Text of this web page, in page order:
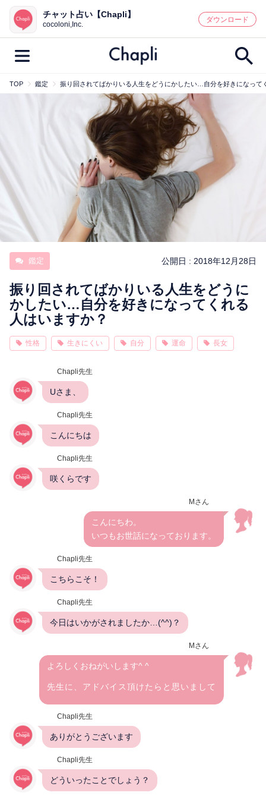
鑑定記事・占い師検索
最新記事一覧
人気記事一覧
占い師 キャンペーン
キーワード別
彼の気持ち 恋の行方 時期
今週の運勢 彼氏 片思い 結婚
相性
チャット占い【Chapli】
cocoloni,Inc.
ダウンロード
TOP 鑑定 振り回されてばかりいる人生をどうにかしたい…自分を好きになって
鑑定 公開日 : 2018年12月28日
振り回されてばかりいる人生をどうに
かしたい…自分を好きになってくれる
人はいますか？
性格 生きにくい 自分 運命 長女
Chapli先生
Uさま、
Chapli先生
こんにちは
Chapli先生
咲くらです
Mさん
こんにちわ。
いつもお世話になっております。
Chapli先生
こちらこそ！
Chapli先生
今日はいかがされましたか…(^^)？
Mさん
よろしくおねがいします^ ^
先生に、アドバイス頂けたらと思いまして
Chapli先生
ありがとうございます
Chapli先生
どういったことでしょう？